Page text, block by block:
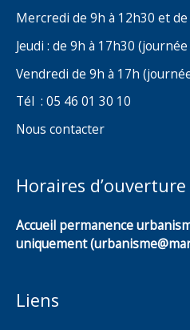
Mercredi de 9h à 12h30 et
Jeudi : de 9h à 17h30
Vendredi de 9h à 17h
Tél : 05 46 01 30 10
Nous contacter
Horaires
Accueil permanence
uniquement
Liens